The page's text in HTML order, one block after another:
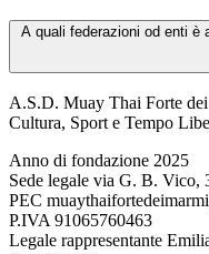
A quali federazioni od enti è
A.S.D. Muay Thai Forte
Cultura, Sport e Tempo
Anno di fondazione 2025
Sede legale via G. B. Vico,
PEC
P.IVA 91065760463
Legale rappresentante